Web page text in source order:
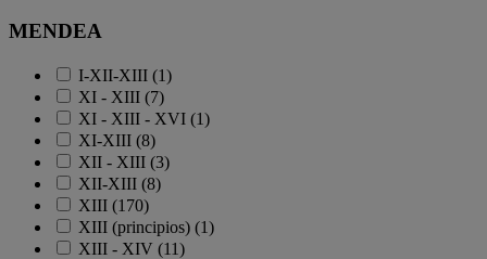
MENDEA
I-XII-XIII (1)
XI - XIII (7)
XI - XIII - XVI (1)
XI-XIII (8)
XII - XIII (3)
XII-XIII (8)
XIII (170)
XIII (principios) (1)
XIII - XIV (11)